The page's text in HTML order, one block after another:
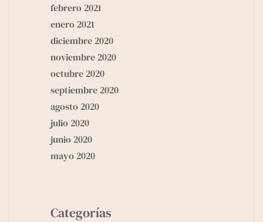
febrero 2021
enero 2021
diciembre 2020
noviembre 2020
octubre 2020
septiembre 2020
agosto 2020
julio 2020
junio 2020
mayo 2020
Categorías